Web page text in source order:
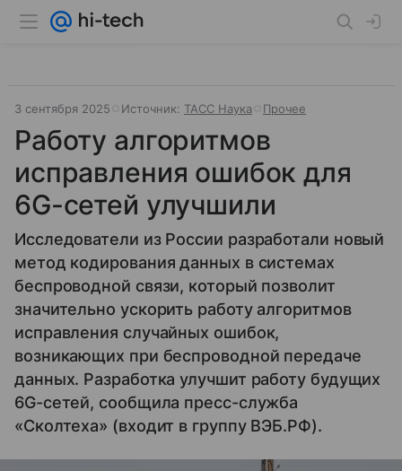
3 сентября 2025 Источник: ТАСС Наука Прочее
Работу алгоритмов
исправления ошибок для
6G-сетей улучшили
Исследователи из России разработали новый
метод кодирования данных в системах
беспроводной связи, который позволит
значительно ускорить работу алгоритмов
исправления случайных ошибок,
возникающих при беспроводной передаче
данных. Разработка улучшит работу будущих
6G-сетей, сообщила пресс-служба
«Сколтеха» (входит в группу ВЭБ.РФ).